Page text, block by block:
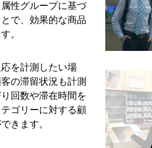
性グループに基づ
で、効果的な商品
。
を計測したい場
の滞留状況も計測
回数や滞在時間を
ゴリーに対する顧
きます。